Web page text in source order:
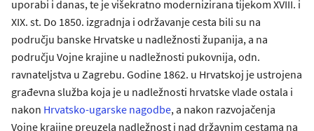
uporabi i danas, te je višekratno modernizirana tijekom XVIII. i
XIX. st. Do 1850. izgradnja i održavanje cesta bili su na
području banske Hrvatske u nadležnosti županija, a na
području Vojne krajine u nadležnosti pukovnija, odn.
ravnateljstva u Zagrebu. Godine 1862. u Hrvatskoj je ustrojena
građevna služba koja je u nadležnosti hrvatske vlade ostala i
nakon Hrvatsko-ugarske nagodbe, a nakon razvojačenja
Vojne krajine preuzela nadležnost i nad državnim cestama na